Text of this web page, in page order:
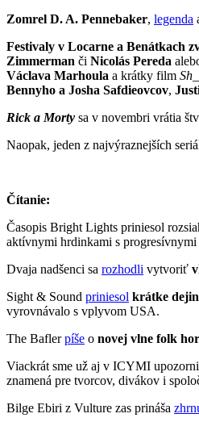
Zomrel D. A. Pennebaker, legenda
Festivaly v Locarne a Benátkach
Zimmerman či Nicolás Pereda
Václava Marhoula a krátky film
Bennyho a Josha Safdieovcov,
Rick a Morty sa v novembri vrátia
Naopak, jeden z najvýraznejších
Čítanie:
Časopis Bright Lights priniesol
aktívnymi hrdinkami s
Dvaja nadšenci sa rozhodli vytvoriť
Sight & Sound priniesol krátke
vyrovnávalo s vplyvom USA.
The Baflerpíše o novej vlne folk
Viackrát sme už aj v ICYMI
znamená pre tvorcov, divákov i
Bilge Ebiri z Vulture zas prináša